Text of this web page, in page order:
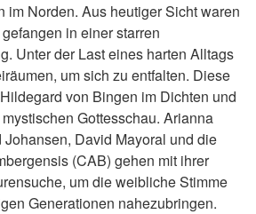
im Norden. Aus heutiger Sicht waren
in einer starren
Unter der Last eines harten Alltags
um sich zu entfalten. Diese
von Bingen im Dichten und
Gottesschau. Arianna
David Mayoral und die
(CAB) gehen mit ihrer
um die weibliche Stimme
Generationen nahezubringen.